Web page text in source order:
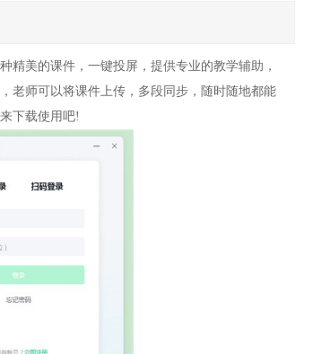
精美的课件，一键投屏，提供专业的教学辅助，
老师可以将课件上传，多段同步，随时随地都能
下载使用吧!